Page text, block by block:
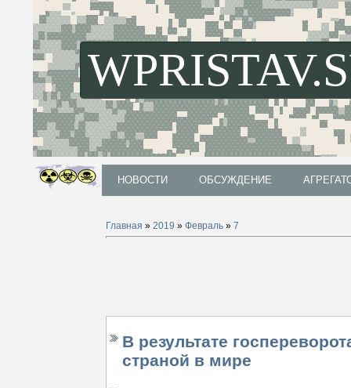
НОВОСТИ ОБСУЖДЕНИЕ
Главная » 2019 » Февраль » 7
В результате
страной в мире